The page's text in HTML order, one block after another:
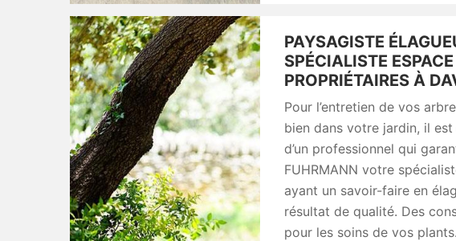
PAYSAGISTE
SPÉCIALISTE
PROPRIÉTAIRES À
Pour l’entretien de vos
bien dans votre jardin, il
d’un professionnel qui
FUHRMANN votre
ayant un savoir-faire en
résultat de qualité. Des
pour les soins de vos